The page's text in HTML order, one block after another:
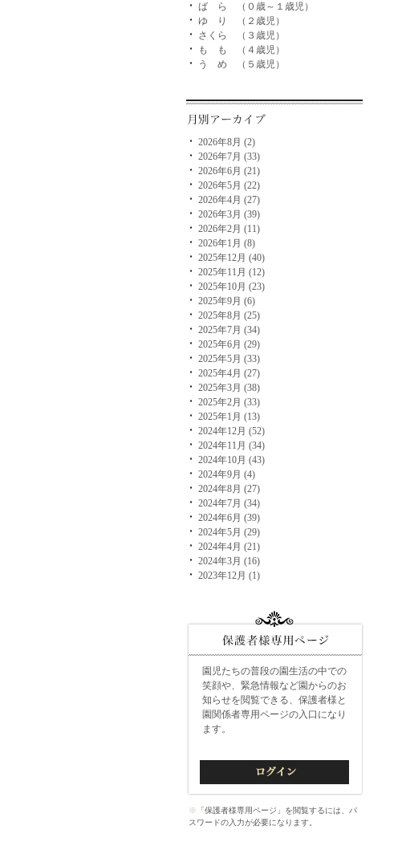
ば ら （０歳～１歳児）
ゆ り （２歳児）
さくら （３歳児）
も も （４歳児）
う め （５歳児）
2026年8月 (2)
2026年7月 (33)
2026年6月 (21)
2026年5月 (22)
2026年4月 (27)
2026年3月 (39)
2026年2月 (11)
2026年1月 (8)
2025年12月 (40)
2025年11月 (12)
2025年10月 (23)
2025年9月 (6)
2025年8月 (25)
2025年7月 (34)
2025年6月 (29)
2025年5月 (33)
2025年4月 (27)
2025年3月 (38)
2025年2月 (33)
2025年1月 (13)
2024年12月 (52)
2024年11月 (34)
2024年10月 (43)
2024年9月 (4)
2024年8月 (27)
2024年7月 (34)
2024年6月 (39)
2024年5月 (29)
2024年4月 (21)
2024年3月 (16)
2023年12月 (1)
園児たちの普段の園生活の中での
笑顔や、緊急情報など園からのお
知らせを閲覧できる、保護者様と
園関係者専用ページの入口になり
ます。
※ 「保護者様専用ページ」を閲覧するには、パ
スワードの入力が必要になります。